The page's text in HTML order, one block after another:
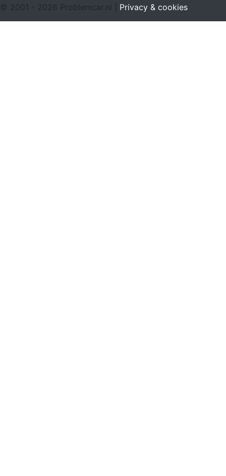
© 2001 - 2026 Problemcar.nl | Privacy & cookies